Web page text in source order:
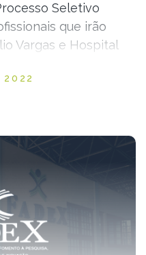
Seletivo
que irão
Vargas e Hospital
2022